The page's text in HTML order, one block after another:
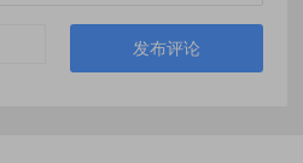
发布评论